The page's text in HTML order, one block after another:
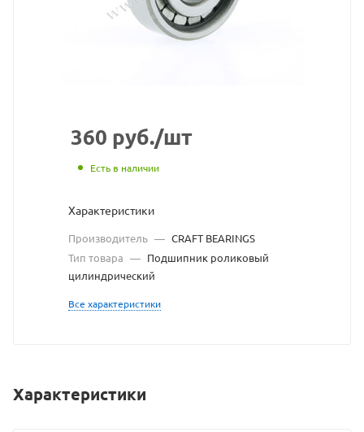
https://
разрешения
владельца
360 руб./шт
Есть в наличии
Характеристики
Производитель — CRAFT BEARINGS
Тип товара — Подшипник роликовый
цилиндрический
Все характеристики
Характеристики